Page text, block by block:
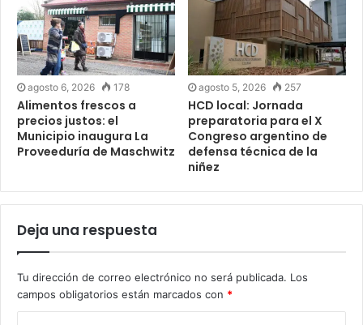
agosto 6, 2026 178
Alimentos frescos a
precios justos: el
Municipio inaugura La
Proveeduría de Maschwitz
agosto 5, 2026 257
HCD local: Jornada
preparatoria para el X
Congreso argentino de
defensa técnica de la
niñez
Deja una respuesta
Tu dirección de correo electrónico no será publicada. Los
campos obligatorios están marcados con *